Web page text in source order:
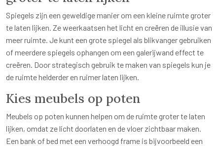
Spiegels zijn een geweldige manier om een kleine ruimte groter
te laten lijken. Ze weerkaatsen het licht en creëren de illusie van
meer ruimte. Je kunt een grote spiegel als blikvanger gebruiken
of meerdere spiegels ophangen om een galerijwand effect te
creëren. Door strategisch gebruik te maken van spiegels kun je
de ruimte helderder en ruimer laten lijken.
Kies meubels op poten
Meubels op poten kunnen helpen om de ruimte groter te laten
lijken, omdat ze licht doorlaten en de vloer zichtbaar maken.
Een bank of bed met een verhoogd frame is bijvoorbeeld een